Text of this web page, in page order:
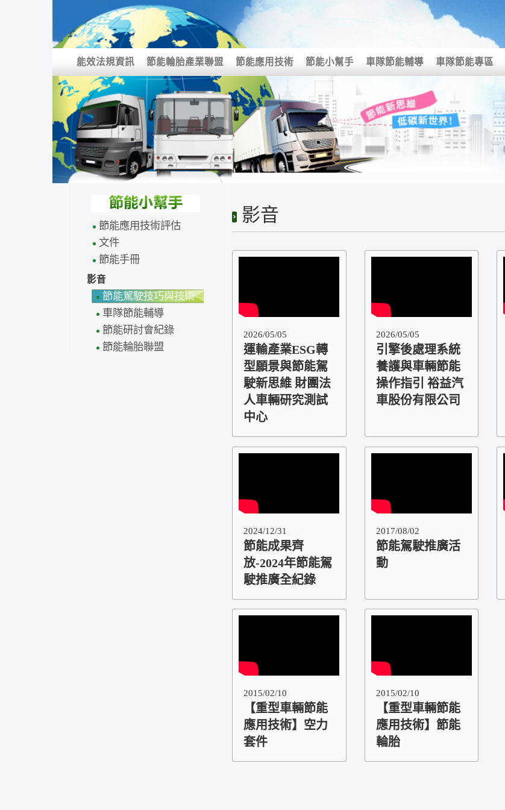
能效法規資訊 節能輪胎產業聯盟 節能應用技術 節能小幫手 車隊節能輔導 車隊節能專區
節能應用技術評估
文件
節能手冊
影音
節能駕駛技巧與技術
車隊節能輔導
節能研討會紀錄
節能輪胎聯盟
影音
2026/05/05
運輸產業ESG轉
型願景與節能駕
駛新思維 財團法
人車輛研究測試
中心
2026/05/05
引擎後處理系統
養護與車輛節能
操作指引 裕益汽
車股份有限公司
2024/12/31
節能成果齊
放-2024年節能駕
駛推廣全紀錄
2017/08/02
節能駕駛推廣活
動
2015/02/10
【重型車輛節能
應用技術】空力
套件
2015/02/10
【重型車輛節能
應用技術】節能
輪胎